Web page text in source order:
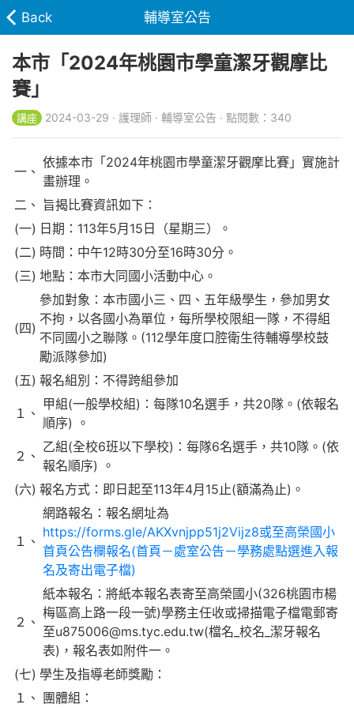
Back 輔導室公告
本市「2024年桃園市學童潔牙觀摩比
賽」
講座 2024-03-29 · 護理師 · 輔導室公告 · 點閱數：340
一、
依據本市「2024年桃園市學童潔牙觀摩比賽」實施計
畫辦理。
二、 旨揭比賽資訊如下：
(一) 日期：113年5月15日（星期三）。
(二) 時間：中午12時30分至16時30分。
(三) 地點：本市大同國小活動中心。
(四)
參加對象：本市國小三、四、五年級學生，參加男女
不拘，以各國小為單位，每所學校限組一隊，不得組
不同國小之聯隊。(112學年度口腔衛生待輔導學校鼓
勵派隊參加)
(五) 報名組別：不得跨組參加
１、
甲組(一般學校組)：每隊10名選手，共20隊。(依報名
順序) 。
２、
乙組(全校6班以下學校)：每隊6名選手，共10隊。(依
報名順序) 。
(六) 報名方式：即日起至113年4月15止(額滿為止)。
１、
網路報名：報名網址為
https://forms.gle/AKXvnjpp51j2Vijz8或至高榮國小
首頁公告欄報名(首頁－處室公告－學務處點選進入報
名及寄出電子檔)
２、
紙本報名：將紙本報名表寄至高榮國小(326桃園市楊
梅區高上路一段一號)學務主任收或掃描電子檔電郵寄
至u875006@ms.tyc.edu.tw(檔名_校名_潔牙報名
表)，報名表如附件一。
(七) 學生及指導老師獎勵：
１、 團體組：